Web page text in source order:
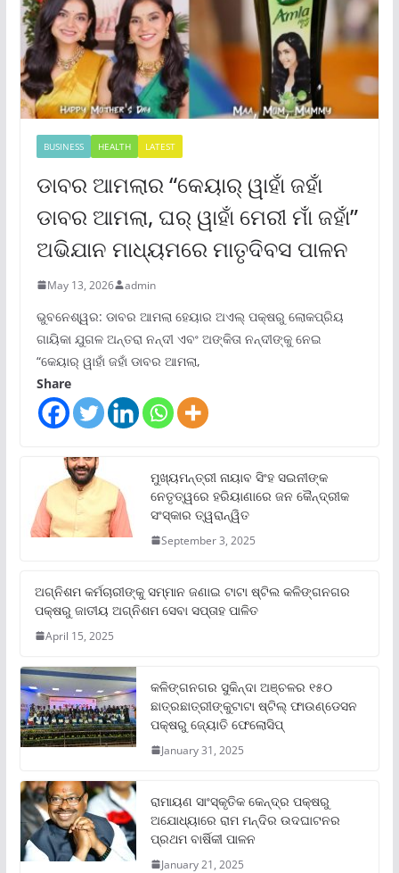
BUSINESS HEALTH LATEST
ଡାବର ଆମଲାର “କେୟାର୍ ୱାହାଁ ଜହାଁ
ଡାବର ଆମଲା, ଘର୍ ୱାହାଁ ମେରୀ ମାଁ ଜହାଁ”
ଅଭିଯାନ ମାଧ୍ୟମରେ ମାତୃଦିବସ ପାଳନ
May 13, 2026 admin
ଭୁବନେଶ୍ୱର: ଡାବର ଆମଲା ହେୟାର ଅଏଲ୍ ପକ୍ଷରୁ ଲୋକପ୍ରିୟ
ଗାୟିକା ଯୁଗଳ ଅନ୍ତରା ନନ୍ଦୀ ଏବଂ ଅଙ୍କିତା ନନ୍ଦୀଙ୍କୁ ନେଇ
“କେୟାର୍ ୱାହାଁ ଜହାଁ ଡାବର ଆମଲା,
Share
ମୁଖ୍ୟମନ୍ତ୍ରୀ ନାୟାବ ସିଂହ ସଇନୀଙ୍କ
ନେତୃତ୍ୱରେ ହରିୟାଣାରେ ଜନ କୈନ୍ଦ୍ରୀକ
ସଂସ୍କାର ତ୍ୱରାନ୍ୱିତ
September 3, 2025
ଅଗ୍ନିଶମ କର୍ମଚାରୀଙ୍କୁ ସମ୍ମାନ ଜଣାଇ ଟାଟା ଷ୍ଟିଲ କଳିଙ୍ଗନଗର
ପକ୍ଷରୁ ଜାତୀୟ ଅଗ୍ନିଶମ ସେବା ସପ୍ତାହ ପାଳିତ
April 15, 2025
କଳିଙ୍ଗନଗର ସୁକିନ୍ଦା ଅଞ୍ଚଳର ୧୫୦
ଛାତ୍ରଛାତ୍ରୀଙ୍କୁଟାଟା ଷ୍ଟିଲ୍ ଫାଉଣ୍ଡେସନ
ପକ୍ଷରୁ ଜ୍ୟୋତି ଫେଲୋସିପ୍‌
January 31, 2025
ରାମାୟଣ ସାଂସ୍କୃତିକ କେନ୍ଦ୍ର ପକ୍ଷରୁ
ଅଯୋଧ୍ୟାରେ ରାମ ମନ୍ଦିର ଉଦଘାଟନର
ପ୍ରଥମ ବାର୍ଷିକୀ ପାଳନ
January 21, 2025